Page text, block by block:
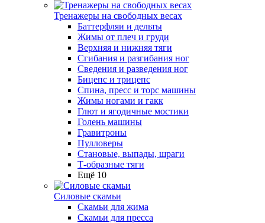
Тренажеры на свободных весах
Баттерфляи и дельты
Жимы от плеч и груди
Верхняя и нижняя тяги
Сгибания и разгибания ног
Сведения и разведения ног
Бицепс и трицепс
Спина, пресс и торс машины
Жимы ногами и гакк
Глют и ягодичные мостики
Голень машины
Гравитроны
Пулловеры
Становые, выпады, шраги
Т-образные тяги
Ещё 10
Силовые скамьи
Скамьи для жима
Скамьи для пресса